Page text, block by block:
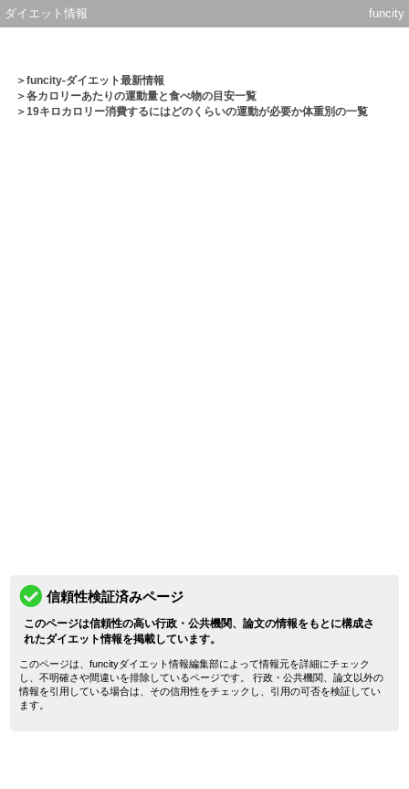
ダイエット情報 funcity
＞funcity-ダイエット最新情報
＞各カロリーあたりの運動量と食べ物の目安一覧
＞19キロカロリー消費するにはどのくらいの運動が必要か体重別の一覧
信頼性検証済みページ
このページは信頼性の高い行政・公共機関、論文の情報をもとに構成さ
れたダイエット情報を掲載しています。
このページは、funcityダイエット情報編集部によって情報元を詳細にチェック
し、不明確さや間違いを排除しているページです。 行政・公共機関、論文以外の
情報を引用している場合は、その信用性をチェックし、引用の可否を検証してい
ます。